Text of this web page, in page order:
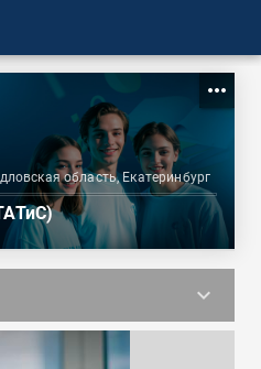
more_horiz
область, Екатеринбург
keyboard_arrow_down